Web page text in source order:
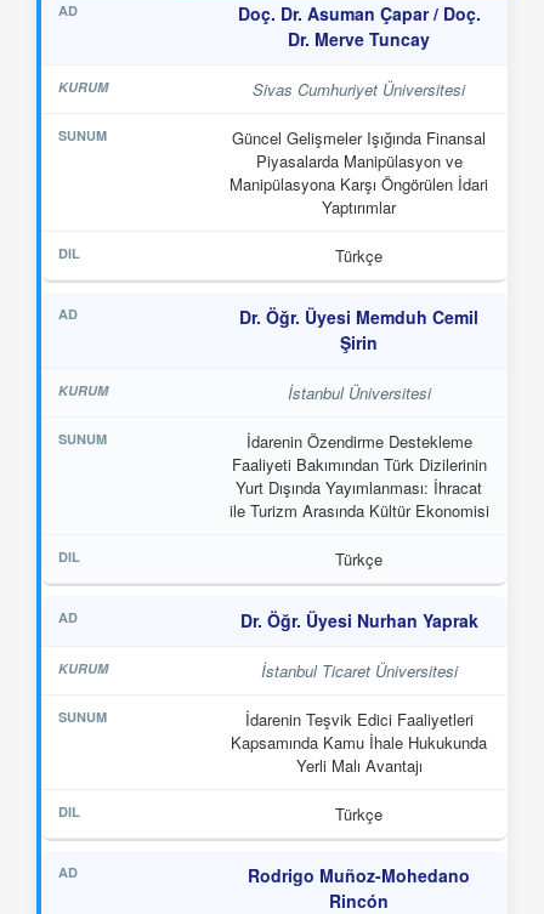
Doç. Dr. Asuman Çapar / Doç.
Dr. Merve Tuncay
Sivas Cumhuriyet Üniversitesi
Güncel Gelişmeler Işığında Finansal
Piyasalarda Manipülasyon ve
Manipülasyona Karşı Öngörülen İdari
Yaptırımlar
Türkçe
Dr. Öğr. Üyesi Memduh Cemil
Şirin
İstanbul Üniversitesi
İdarenin Özendirme Destekleme
Faaliyeti Bakımından Türk Dizilerinin
Yurt Dışında Yayımlanması: İhracat
ile Turizm Arasında Kültür Ekonomisi
Türkçe
Dr. Öğr. Üyesi Nurhan Yaprak
İstanbul Ticaret Üniversitesi
İdarenin Teşvik Edici Faaliyetleri
Kapsamında Kamu İhale Hukukunda
Yerli Malı Avantajı
Türkçe
Rodrigo Muñoz-Mohedano
Rincón